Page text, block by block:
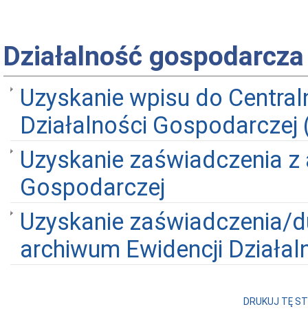
Działalność gospodarcza
Uzyskanie wpisu do
Działalności Gospodarczej
Uzyskanie zaświadczenia
Gospodarczej
Uzyskanie zaświadczenia/
archiwum Ewidencji
DRUKUJ TĘ